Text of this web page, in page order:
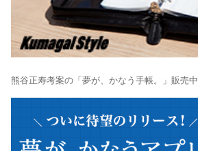
熊谷正寿考案の「夢が、かなう手帳。」販売中